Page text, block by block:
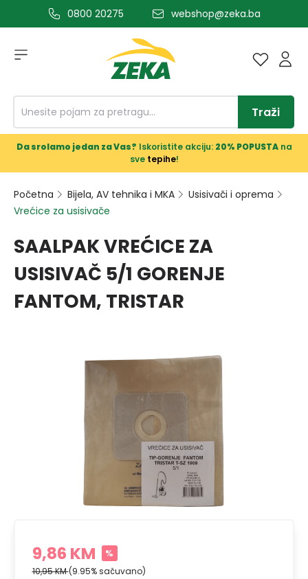
glavni sadržaj0800 20275 webshop@zeka.ba
Traži
Da srolamo jedan za Vas? Iskoristite akciju: 20% POPUSTAna
sve tepihe!
Početna Bijela, AV tehnika i MKA
Usisivači i oprema
Vrećice za usisivače
SAALPAK VREĆICE ZA
USISIVAČ 5/1 GORENJE
FANTOM, TRISTAR
9,86 KM %
10,95 KM(9.95% sačuvano)